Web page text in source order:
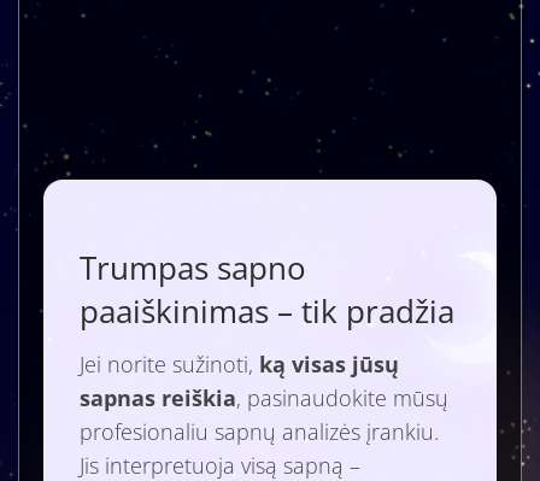
Trumpas sapno
paaiškinimas – tik pradžia
Jei norite sužinoti, ką visas jūsų
sapnas reiškia, pasinaudokite mūsų
profesionaliu sapnų analizės įrankiu.
Jis interpretuoja visą sapną –